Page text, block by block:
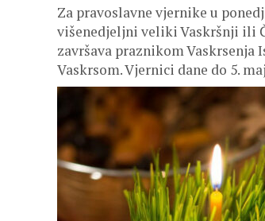
Za pravoslavne vjernike u
višenedjeljni veliki Vaskršnji ili
završava praznikom Vaskrsenja
Vaskrsom. Vjernici dane do 5.